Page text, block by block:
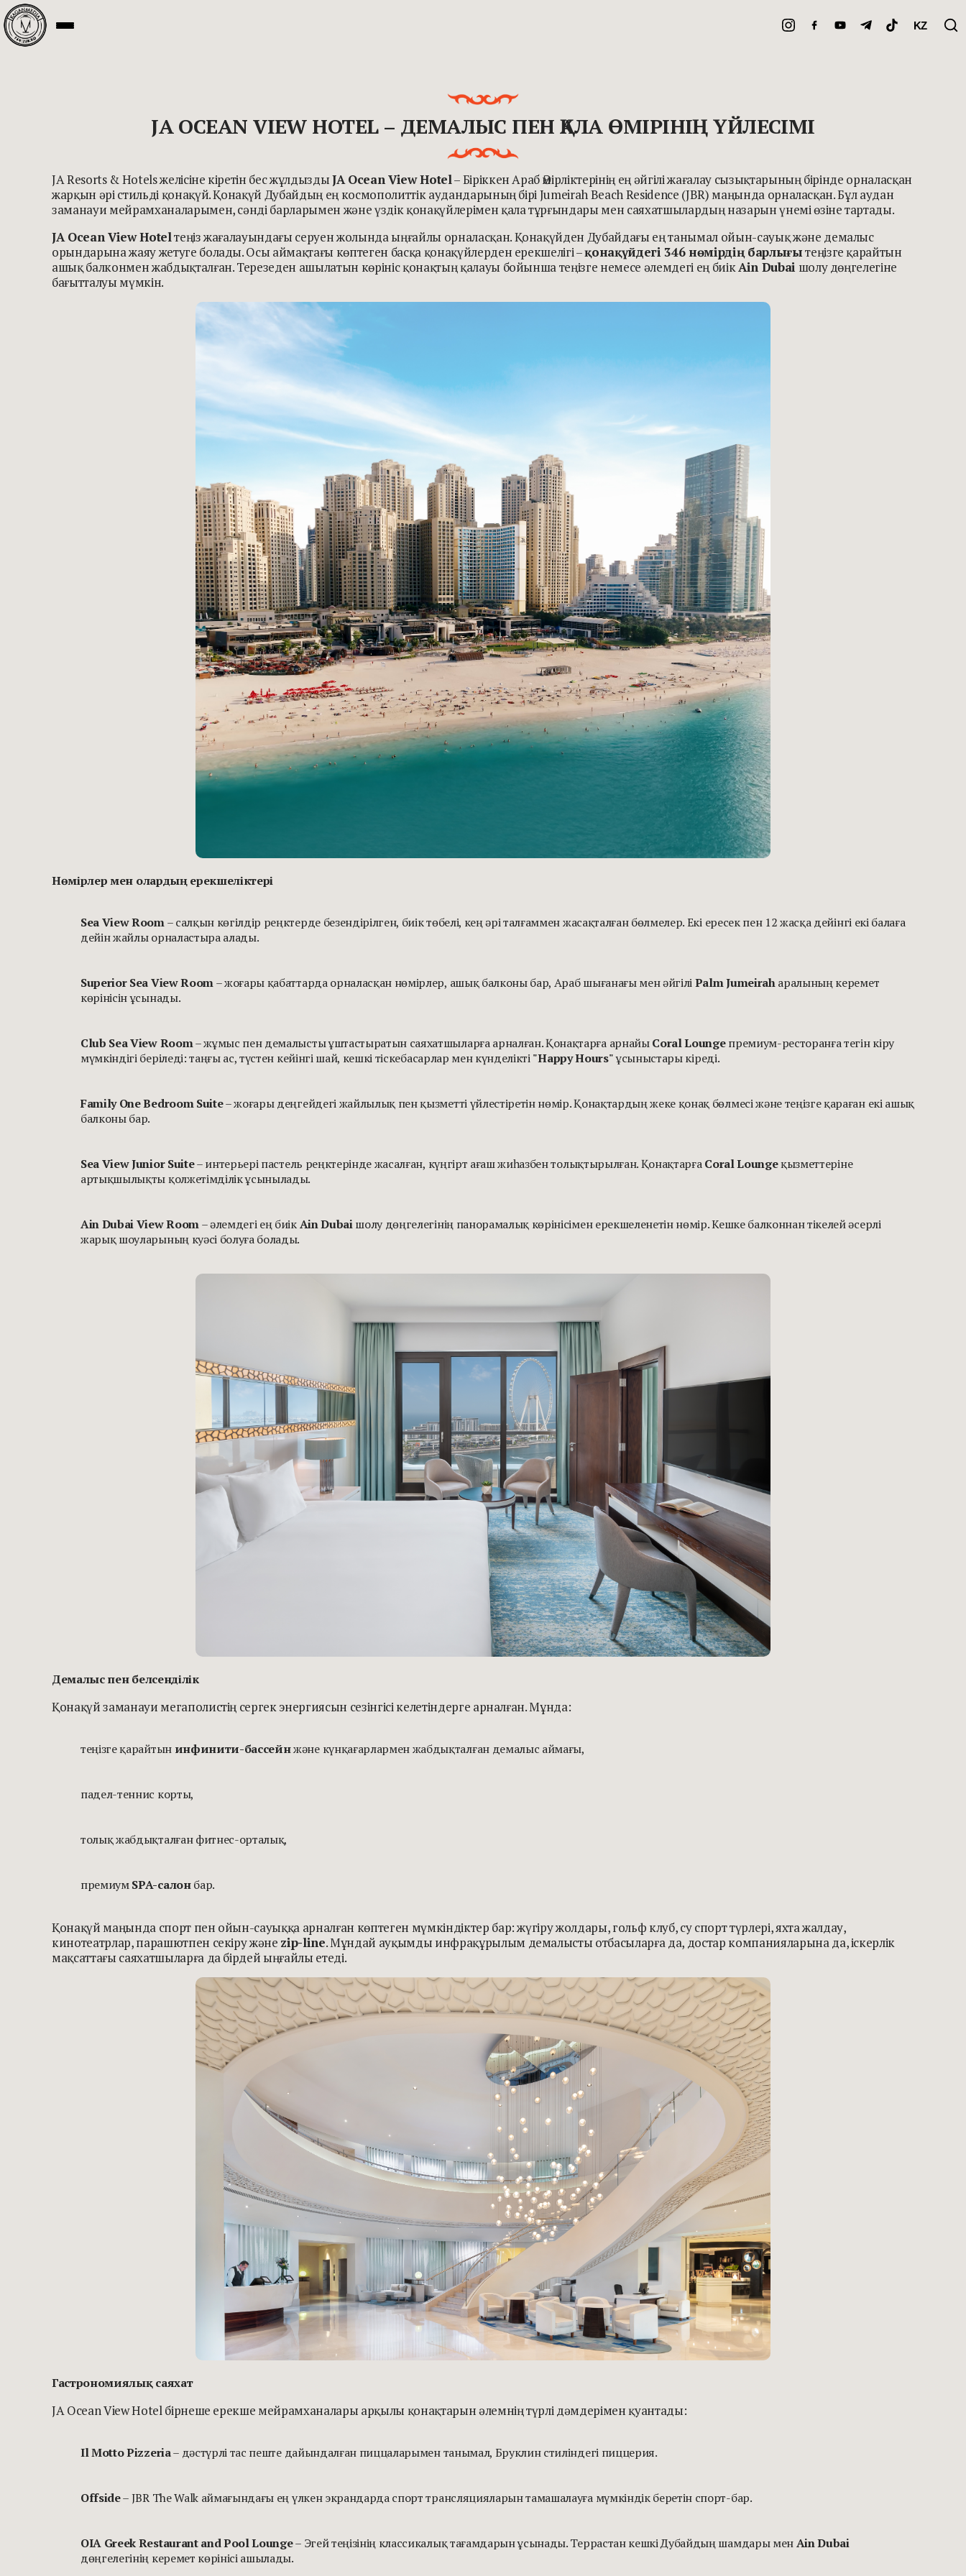
KZ
JA OCEAN VIEW HOTEL – ДЕМАЛЫС ПЕН ҚАЛА ӨМІРІНІҢ ҮЙЛЕСІМІ
JA Resorts & Hotels желісіне кіретін бес жұлдыздыJA Ocean View Hotel– Біріккен Араб Әмірліктерінің ең әйгілі жағалау сызықтарының бірінде орналасқан
жарқын әрі стильді қонақүй. Қонақүй Дубайдың ең космополиттік аудандарының бірі Jumeirah Beach Residence (JBR) маңында орналасқан. Бұл аудан
заманауи мейрамханаларымен, сәнді барларымен және үздік қонақүйлерімен қала тұрғындары мен саяхатшылардың назарын үнемі өзіне тартады.
JA Ocean View Hotelтеңіз жағалауындағы серуен жолында ыңғайлы орналасқан. Қонақүйден Дубайдағы ең танымал ойын-сауық және демалыс
орындарына жаяу жетуге болады. Осы аймақтағы көптеген басқа қонақүйлерден ерекшелігі –қонақүйдегі 346 нөмірдің барлығытеңізге қарайтын
ашық балконмен жабдықталған. Терезеден ашылатын көрініс қонақтың қалауы бойынша теңізге немесе әлемдегі ең биікAin Dubai шолу дөңгелегіне
бағытталуы мүмкін.
Нөмірлер мен олардың ерекшеліктері
Sea View Room– салқын көгілдір реңктерде безендірілген, биік төбелі, кең әрі талғаммен жасақталған бөлмелер. Екі ересек пен 12 жасқа дейінгі екі балаға
дейін жайлы орналастыра алады.
Superior Sea View Room– жоғары қабаттарда орналасқан нөмірлер, ашық балконы бар, Араб шығанағы мен әйгіліPalm Jumeirahаралының керемет
көрінісін ұсынады.
Club Sea View Room– жұмыс пен демалысты ұштастыратын саяхатшыларға арналған. Қонақтарға арнайыCoral Loungeпремиум-ресторанға тегін кіру
мүмкіндігі беріледі: таңғы ас, түстен кейінгі шай, кешкі тіскебасарлар мен күнделікті"Happy Hours"ұсыныстары кіреді.
Family One Bedroom Suite– жоғары деңгейдегі жайлылық пен қызметті үйлестіретін нөмір. Қонақтардың жеке қонақ бөлмесі және теңізге қараған екі ашық
балконы бар.
Sea View Junior Suite– интерьері пастель реңктерінде жасалған, күңгірт ағаш жиһазбен толықтырылған. ҚонақтарғаCoral Loungeқызметтеріне
артықшылықты қолжетімділік ұсынылады.
Ain Dubai View Room– әлемдегі ең биікAin Dubaiшолу дөңгелегінің панорамалық көрінісімен ерекшеленетін нөмір. Кешке балконнан тікелей әсерлі
жарық шоуларының куәсі болуға болады.
Демалыс пен белсенділік
Қонақүй заманауи мегаполистің сергек энергиясын сезінгісі келетіндерге арналған. Мұнда:
теңізге қарайтын инфинити-бассейнжәне күнқағарлармен жабдықталған демалыс аймағы,
падел-теннис корты,
толық жабдықталған фитнес-орталық,
премиумSPA-салонбар.
Қонақүй маңында спорт пен ойын-сауыққа арналған көптеген мүмкіндіктер бар: жүгіру жолдары, гольф клуб, су спорт түрлері, яхта жалдау,
кинотеатрлар, парашютпен секіру және zip-line. Мұндай ауқымды инфрақұрылым демалысты отбасыларға да, достар компанияларына да, іскерлік
мақсаттағы саяхатшыларға да бірдей ыңғайлы етеді.
Гастрономиялық саяхат
JA Ocean View Hotel бірнеше ерекше мейрамханалары арқылы қонақтарын әлемнің түрлі дәмдерімен қуантады:
Il Motto Pizzeria– дәстүрлі тас пеште дайындалған пиццаларымен танымал, Бруклин стиліндегі пиццерия.
Offside– JBR The Walk аймағындағы ең үлкен экрандарда спорт трансляцияларын тамашалауға мүмкіндік беретін спорт-бар.
OIA Greek Restaurant and Pool Lounge– Эгей теңізінің классикалық тағамдарын ұсынады. Террастан кешкі Дубайдың шамдары менAin Dubai
дөңгелегінің керемет көрінісі ашылады.